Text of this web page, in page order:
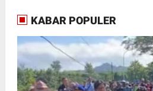
KABAR POPULER